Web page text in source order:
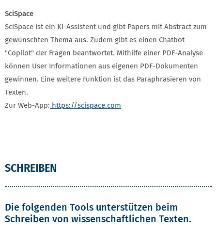
SciSpace
SciSpace ist ein KI-Assistent und gibt Papers mit Abstract zum
gewünschten Thema aus. Zudem gibt es einen Chatbot
"Copilot" der Fragen beantwortet. Mithilfe einer PDF-Analyse
können User Informationen aus eigenen PDF-Dokumenten
gewinnen. Eine weitere Funktion ist das Paraphrasieren von
Texten.
Zur Web-App: https://scispace.com
SCHREIBEN
Die folgenden Tools unterstützen beim
Schreiben von wissenschaftlichen Texten.